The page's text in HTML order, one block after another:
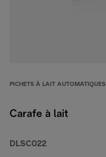
PICHETS À LAIT AUTOMATIQUES
Carafe à lait
DLSC022